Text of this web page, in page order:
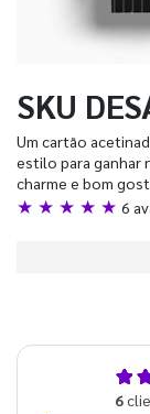
SKU
Um cartão
estilo para ganhar
charme e bom
★ ★ ★ ★ ★ 6
6